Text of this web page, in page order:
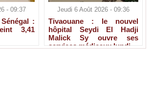
- 09:37
:
3,41
Jeudi 6 Août 2026 - 09:36
Tivaouane : le nouvel
hôpital Seydi El Hadji
Malick Sy ouvre ses
services médicaux lundi